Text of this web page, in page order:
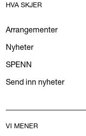
HVA SKJER
Arrangementer
Nyheter
SPENN
Send inn nyheter
VI MENER